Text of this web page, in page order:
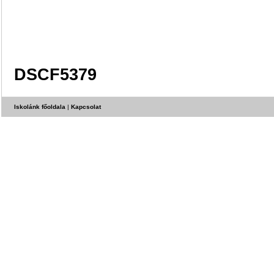
DSCF5379
Iskolánk főoldala | Kapcsolat